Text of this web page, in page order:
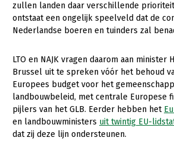
Konijnenhouderij
Melkveehouderij
Paardenhouderij
Pluimveehouderij
Schapenhouderij
Varkenshouderij
Vleesveehouderij
Bomen, vaste planten en
Fruitteelt
Glastuinbouw
Paddenstoelen
Vollegrondsgroente
Vrouw en Bedrijf
Nieuws
Webinars
Over LTO
LTO Nederland
Mensen
zullen landen daar verschillende
ontstaat een ongelijk speelveld dat de
Nederlandse boeren en tuinders zal
LTO en NAJK vragen daarom aan minister
Brussel uit te spreken vóór het behoud
Europees budget voor het
landbouwbeleid, met centrale Europese
pijlers van het GLB. Eerder hebben het
en landbouwministers uit twintig EU-
dat zij deze lijn ondersteunen.